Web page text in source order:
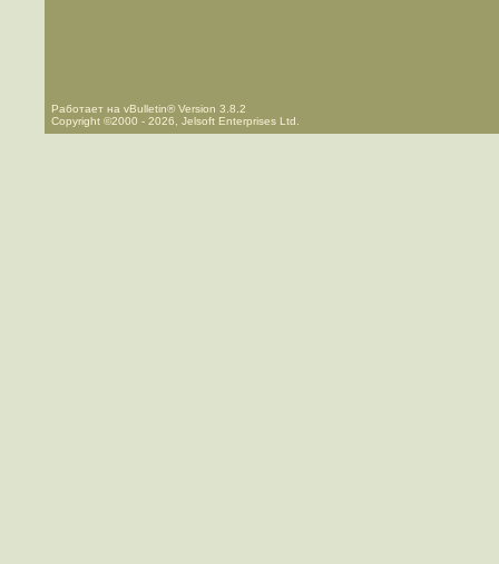
Работает на vBulletin® Version 3.8.2
Copyright ©2000 - 2026, Jelsoft Enterprises Ltd.